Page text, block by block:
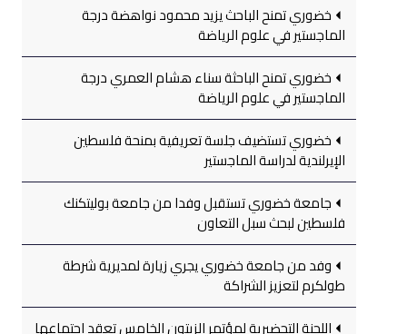
خضوري تمنح الباحث يزيد محمود نواهضة درجة
الماجستير في علوم الرياضة
خضوري تمنح الباحثة سناء هشام العمري درجة
الماجستير في علوم الرياضة
خضوري تستضيف جلسة تعريفية بمنحة فلسطين
الإيرلندية لدراسة الماجستير
جامعة خضوري تستقبل وفدا من جامعة بوليتكنك
فلسطين لبحث سبل التعاون
وفد من جامعة خضوري يجري زيارة لمديرية شرطة
طولكرم لتعزيز الشراكة
اللجنة التحضيرية لمؤتمر الزيتون الخامس تعقد اجتماعها